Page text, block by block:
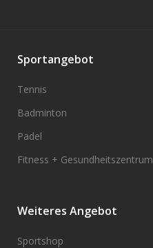
Sportangebot
Tennis
Badminton
Padel
Fitness + Gesundheitszentrum
Weiteres Angebot
Sportshop